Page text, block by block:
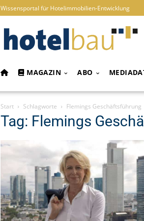
Wissensportal für Hotelimmobilien-Entwicklung
MAGAZIN ABO
Start Schlagworte Flemings Geschäftsführung
Tag: Flemings